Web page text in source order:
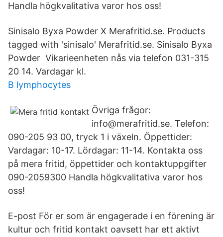
Handla högkvalitativa varor hos oss!
Sinisalo Byxa Powder X Merafritid.se. Products
tagged with 'sinisalo' Merafritid.se. Sinisalo Byxa
Powder Vikarieenheten nås via telefon 031-315
20 14. Vardagar kl.
B lymphocytes
Övriga frågor:
info@merafritid.se. Telefon:
090-205 93 00, tryck 1 i växeln. Öppettider:
Vardagar: 10-17. Lördagar: 11-14. Kontakta oss
på mera fritid, öppettider och kontaktuppgifter
090-2059300 Handla högkvalitativa varor hos
oss!
E-post För er som är engagerade i en förening är
kultur och fritid kontakt oavsett har ett aktivt